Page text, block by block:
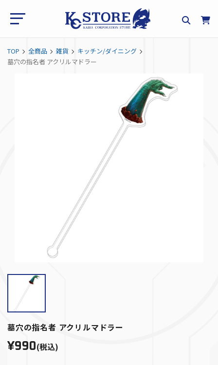
TOP 全商品 雑貨
キッチン/ダイニング
墓穴の指名者 アクリルマドラー
墓穴の指名者 アクリルマドラー
¥990(税込)